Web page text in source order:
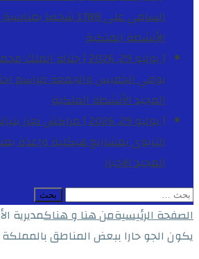
السامي على 1788 شخصا بمناسبة عيد العرش المجيد
الأنشطة الملكية
[ يوليو 29, 2026 ]
جلالة الملك
يومي الخميس والجمعة مراسم
المجيدالأنشطة الملكية
[ يوليو 29, 2026 ]
مراكش تعزز
التربوي بمشاريع هيكلية واعدة
المجيدالاخبار
البحث
عن:
الصفحة الرئيسيةمن هنا و هناكمديرية
يكون الجو حارا ببعض المناطق بالمملكة